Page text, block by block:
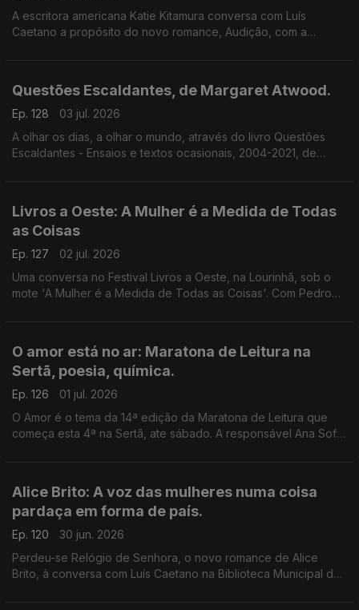
A escritora americana Katie Kitamura conversa com Luís
Caetano a propósito do novo romance, Audição, com a
Questões Escaldantes, de Margaret Atwood.
Ep. 128
03 jul. 2026
A olhar os dias, a olhar o mundo, através do livro Questões
Escaldantes - Ensaios e textos ocasionais, 2004-2021, de
Livros a Oeste: A Mulher é a Medida de Todas
as Coisas
Ep. 127
02 jul. 2026
Uma conversa no Festival Livros a Oeste, na Lourinhã, sob o
mote 'A Mulher é a Medida de Todas as Coisas'. Com Pedro
O amor está no ar: Maratona de Leitura na
Sertã, poesia, química.
Ep. 126
01 jul. 2026
O Amor é o tema da 14ª edição da Maratona de Leitura que
começa esta 4ª na Sertã, ate sábado. A responsável Ana Sofia
Alice Brito: A voz das mulheres numa coisa
pardaça em forma de país.
Ep. 120
30 jun. 2026
Perdeu-se Relógio de Senhora, o novo romance de Alice
Brito, à conversa com Luís Caetano na Biblioteca Municipal de